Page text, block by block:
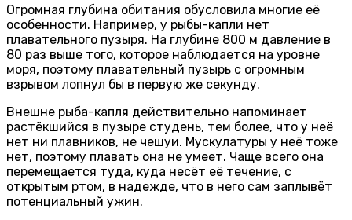
Огромная глубина обитания обусловила многие её
особенности. Например, у рыбы-капли нет
плавательного пузыря. На глубине 800 м давление в
80 раз выше того, которое наблюдается на уровне
моря, поэтому плавательный пузырь с огромным
взрывом лопнул бы в первую же секунду.
Внешне рыба-капля действительно напоминает
растёкшийся в пузыре студень, тем более, что у неё
нет ни плавников, не чешуи. Мускулатуры у неё тоже
нет, поэтому плавать она не умеет. Чаще всего она
перемещается туда, куда несёт её течение, с
открытым ртом, в надежде, что в него сам заплывёт
потенциальный ужин.